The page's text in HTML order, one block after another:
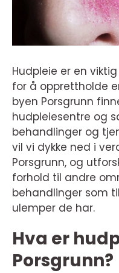
Hudpleie er en
for å opprettholde
byen Porsgrunn
hudpleiesentre og
behandlinger og
vil vi dykke ned i
Porsgrunn, og
forhold til andre
behandlinger som
ulemper de har.
Hva er
Porsgrunn?